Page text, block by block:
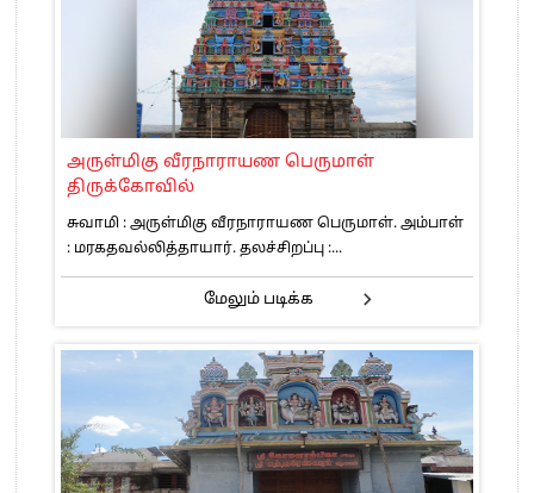
அருள்மிகு வீரநாராயண பெருமாள்
திருக்கோவில்
சுவாமி : அருள்மிகு வீரநாராயண பெருமாள். அம்பாள்
: மரகதவல்லித்தாயார். தலச்சிறப்பு :...
மேலும் படிக்க